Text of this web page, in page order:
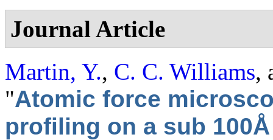
Journal Article
Martin, Y., C. C. Williams,
"Atomic force
profiling on a sub